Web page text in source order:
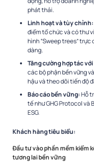
phát thải.
Linh hoạt và tùy chỉnh:
điểm tổ chức và có thư
hình “Sweep trees”
dàng.
Tăng cường hợp tác
các bộ phận bền vững
hậu và theo dõi tiến độ
Báo cáo bền vững:Hỗ
tế như GHG Protocol và
ESG.
Khách hàng tiêu biểu:
Đầu tư vào phần mềm kiểm
tương lai bền vững